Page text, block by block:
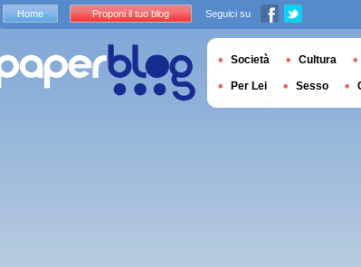
Home Proponi il tuo blog Seguici su
Società Cultura
Per Lei Sesso